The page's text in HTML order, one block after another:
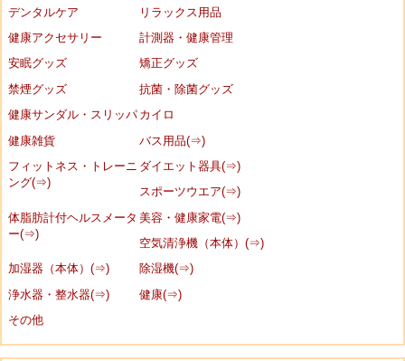
デンタルケア
リラックス用品
健康アクセサリー
計測器・健康管理
安眠グッズ
矯正グッズ
禁煙グッズ
抗菌・除菌グッズ
健康サンダル・スリッパ カイロ
健康雑貨
バス用品(⇒)
フィットネス・トレーニ
ング(⇒)
ダイエット器具(⇒)
スポーツウエア(⇒)
体脂肪計付ヘルスメータ
ー(⇒)
美容・健康家電(⇒)
空気清浄機（本体）(⇒)
加湿器（本体）(⇒)
除湿機(⇒)
浄水器・整水器(⇒)
健康(⇒)
その他